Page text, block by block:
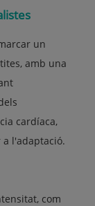
un
amb una
cardíaca,
l'adaptació.
com